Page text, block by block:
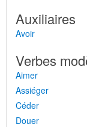
Auxiliaires
Avoir
Verbes
Aimer
Assiéger
Céder
Douer